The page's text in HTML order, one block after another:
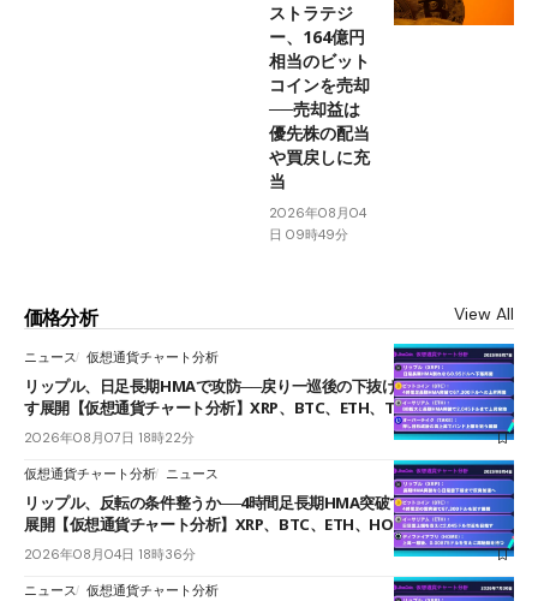
ストラテジ
ー、164億円
相当のビット
コインを売却
──売却益は
優先株の配当
や買戻しに充
当
2026年08月04
日 09時49分
価格分析 View All
ニュース 仮想通貨チャート分析
リップル、日足長期HMAで攻防──戻り一巡後の下抜けで0.95ドルを試
す展開【仮想通貨チャート分析】XRP、BTC、ETH、TAKE
2026年08月07日 18時22分
仮想通貨チャート分析 ニュース
リップル、反転の条件整うか──4時間足長期HMA突破で雲下端を目指す
展開【仮想通貨チャート分析】XRP、BTC、ETH、HOME
2026年08月04日 18時36分
ニュース 仮想通貨チャート分析